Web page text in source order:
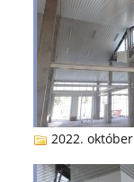
2022. október